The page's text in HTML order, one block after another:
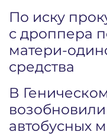
По иску
с дроппера
матери-
средства
В
автобусных